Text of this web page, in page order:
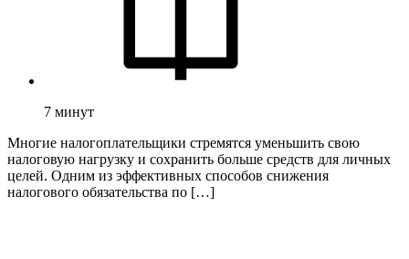
7 минут
Многие налогоплательщики стремятся уменьшить свою
налоговую нагрузку и сохранить больше средств для личных
целей. Одним из эффективных способов снижения
налогового обязательства по […]